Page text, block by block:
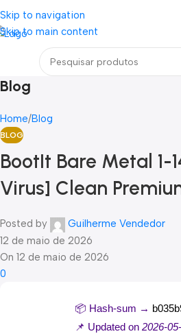
Skip to navigation
Skip to main content
Loja mundial online de Obras de Arte Exclusivas
Blog
Home Blog
BLOG
BootIt Bare Metal 1-
Virus] Clean
Posted by
Guilherme Vendedor
12 de maio de 2026
On 12 de maio de 2026
0
📦 Hash-sum →
📌 Updated on 2026-